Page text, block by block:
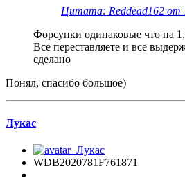
Цитата: Reddead162 от
Форсунки одинаковые что на
Все переставляете и все
сделано
Понял, спасибо большое)
Лукас
WDB2020781F761871